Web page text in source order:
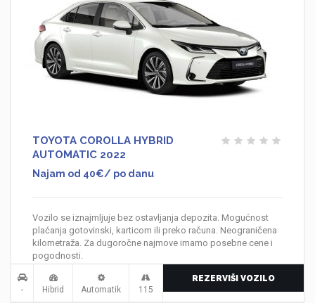
TOYOTA COROLLA HYBRID
AUTOMATIC 2022
Najam od 40€/ po danu
Vozilo se iznajmljuje bez ostavljanja depozita. Mogućnost
plaćanja gotovinski, karticom ili preko računa. Neograničena
kilometraža. Za dugoročne najmove imamo posebne cene i
pogodnosti.
- Hibrid Automatik 115
REZERVIŠI VOZILO